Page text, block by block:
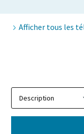
Le compresseur
Afficher tous les